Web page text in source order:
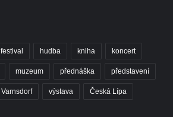
festival hudba kniha koncert
muzeum přednáška představení
Varnsdorf výstava Česká Lípa